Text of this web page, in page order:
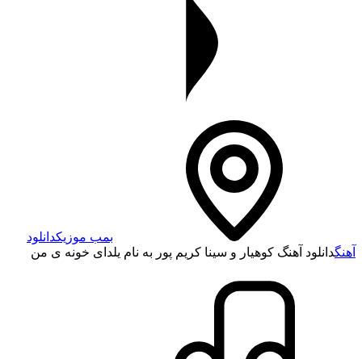
بمب موزیکدانلود
آهنگدانلود آهنگ کوهیار و سینا کریم پور به نام یلدای خونه ی من